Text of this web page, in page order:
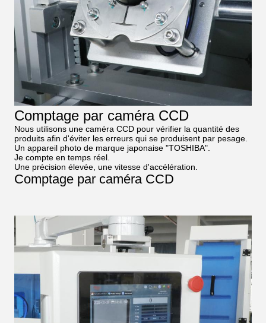
Comptage par caméra CCD
Nous utilisons une caméra CCD pour vérifier la quantité des
produits afin d'éviter les erreurs qui se produisent par pesage.
Un appareil photo de marque japonaise "TOSHIBA".
Je compte en temps réel.
Une précision élevée, une vitesse d'accélération.
Comptage par caméra CCD